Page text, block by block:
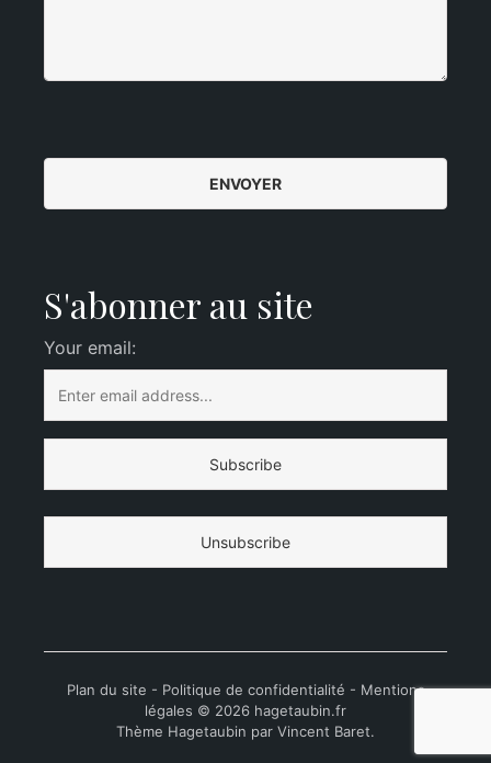
S'abonner au site
Your email:
Plan du site - Politique de confidentialité - Mentions
légales © 2026 hagetaubin.fr
Thème Hagetaubin par Vincent Baret.